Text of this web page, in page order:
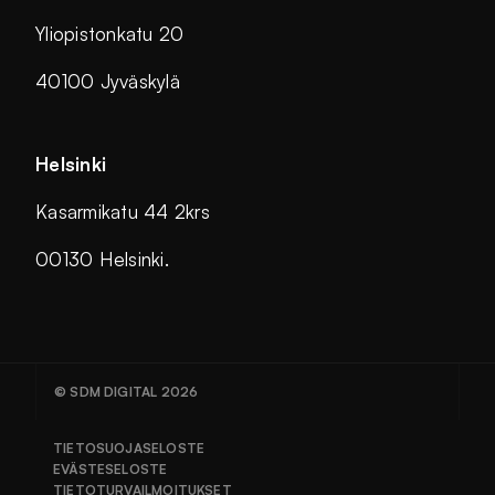
Yliopistonkatu 20
40100 Jyväskylä
Helsinki
Kasarmikatu 44 2krs
00130 Helsinki.
© SDM DIGITAL 2026
TIETOSUOJASELOSTE
EVÄSTESELOSTE
TIETOTURVAILMOITUKSET